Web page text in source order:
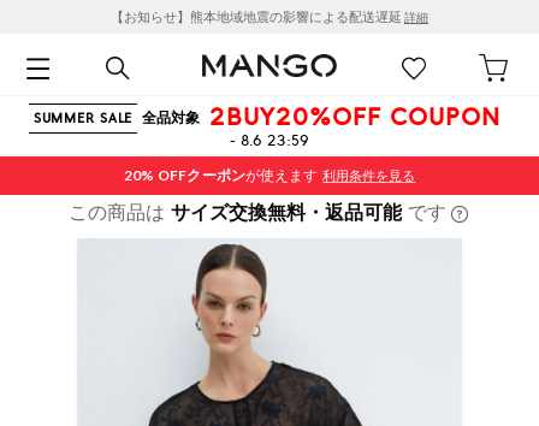
【お知らせ】熊本地域地震の影響による配送遅延 詳細
SUMMER SALE 全品対象 2BUY20%OFF COUPON
- 8.6 23:59
20% OFFクーポンが使えます 利用条件を見る
この商品は サイズ交換無料・返品可能 です